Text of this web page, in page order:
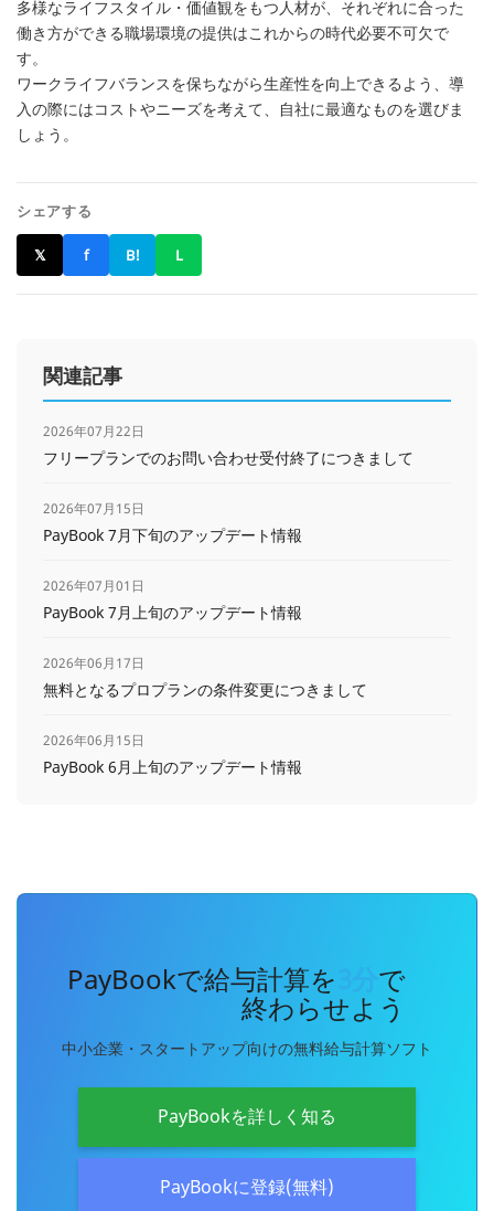
多様なライフスタイル・価値観をもつ人材が、それぞれに合った
働き方ができる職場環境の提供はこれからの時代必要不可欠で
す。
ワークライフバランスを保ちながら生産性を向上できるよう、導
入の際にはコストやニーズを考えて、自社に最適なものを選びま
しょう。
シェアする
𝕏 f B! L
関連記事
2026年07月22日
フリープランでのお問い合わせ受付終了につきまして
2026年07月15日
PayBook 7月下旬のアップデート情報
2026年07月01日
PayBook 7月上旬のアップデート情報
2026年06月17日
無料となるプロプランの条件変更につきまして
2026年06月15日
PayBook 6月上旬のアップデート情報
PayBookで給与計算を で
終わらせよう
中小企業・スタートアップ向けの無料給与計算ソフト
PayBookを詳しく知る
PayBookに登録(無料)